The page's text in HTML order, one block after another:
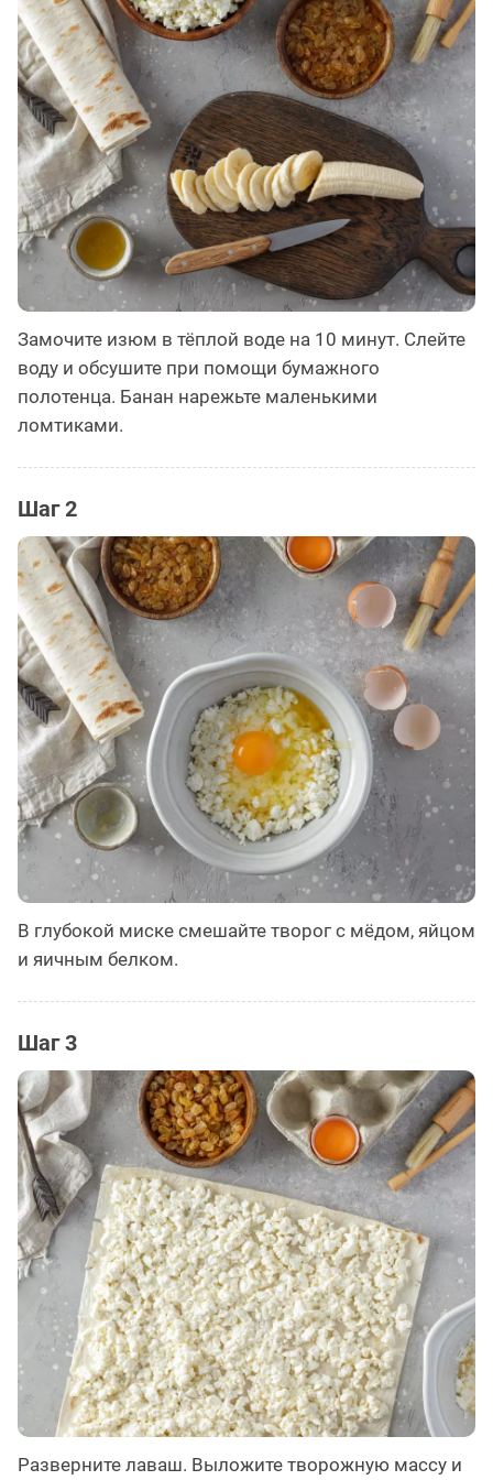
Замочите изюм в тёплой воде на 10 минут. Слейте
воду и обсушите при помощи бумажного
полотенца. Банан нарежьте маленькими
ломтиками.
Шаг 2
В глубокой миске смешайте творог с мёдом, яйцом
и яичным белком.
Шаг 3
Разверните лаваш. Выложите творожную массу и